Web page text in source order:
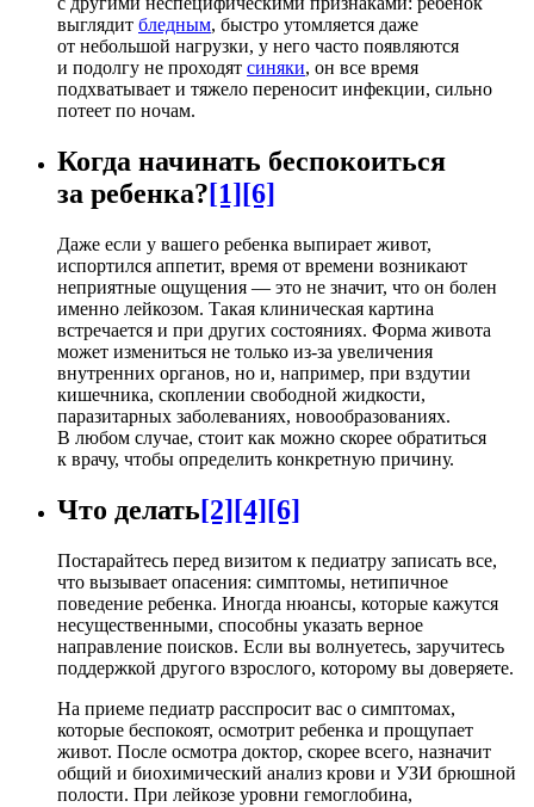
выглядит бледным, быстро утомляется даже
от небольшой нагрузки, у него часто появляются
и подолгу не проходят синяки, он все время
подхватывает и тяжело переносит инфекции, сильно
потеет по ночам.
Когда начинать беспокоиться
за ребенка?[1][6]
Даже если у вашего ребенка выпирает живот,
испортился аппетит, время от времени возникают
неприятные ощущения — это не значит, что он болен
именно лейкозом. Такая клиническая картина
встречается и при других состояниях. Форма живота
может измениться не только из-за увеличения
внутренних органов, но и, например, при вздутии
кишечника, скоплении свободной жидкости,
паразитарных заболеваниях, новообразованиях.
В любом случае, стоит как можно скорее обратиться
к врачу, чтобы определить конкретную причину.
Что делать[2][4][6]
Постарайтесь перед визитом к педиатру записать все,
что вызывает опасения: симптомы, нетипичное
поведение ребенка. Иногда нюансы, которые кажутся
несущественными, способны указать верное
направление поисков. Если вы волнуетесь, заручитесь
поддержкой другого взрослого, которому вы доверяете.
На приеме педиатр расспросит вас о симптомах,
которые беспокоят, осмотрит ребенка и прощупает
живот. После осмотра доктор, скорее всего, назначит
общий и биохимический анализ крови и УЗИ брюшной
полости. При лейкозе уровни гемоглобина,